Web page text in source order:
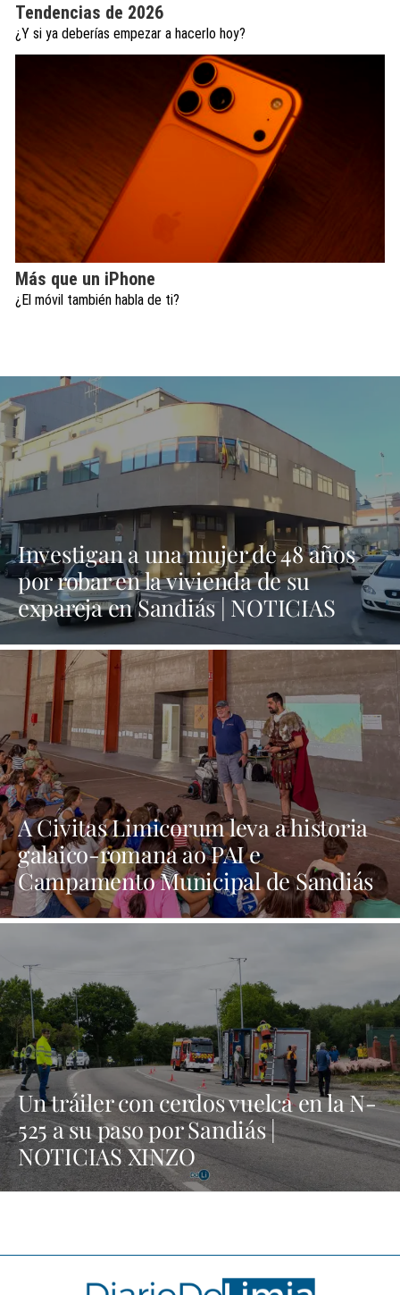
Tendencias de 2026
¿Y si ya deberías empezar a hacerlo hoy?
Más que un iPhone
¿El móvil también habla de ti?
Investigan a una mujer de 48 años
por robar en la vivienda de su
expareja en Sandiás | NOTICIAS
XINZO
A Civitas Limicorum leva a historia
galaico-romana ao PAI e
Campamento Municipal de Sandiás
| NOTICIAS XINZO
Un tráiler con cerdos vuelca en la N-
525 a su paso por Sandiás |
NOTICIAS XINZO